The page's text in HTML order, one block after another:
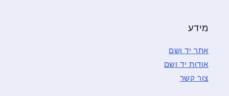
מידע
אתר יד ושם
אודות יד ושם
צור קשר